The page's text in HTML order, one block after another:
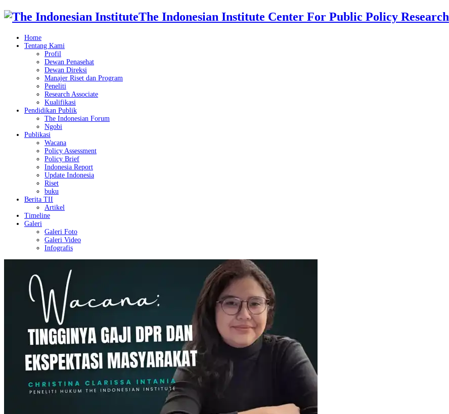
The Indonesian Institute Center For Public Policy Research
Home
Tentang Kami
Profil
Dewan Penasehat
Dewan Direksi
Manajer Riset dan Program
Peneliti
Research Associate
Kualifikasi
Pendidikan Publik
The Indonesian Forum
Ngobi
Publikasi
Wacana
Policy Assessment
Policy Brief
Indonesia Report
Update Indonesia
Riset
buku
Berita TII
Artikel
Timeline
Galeri
Galeri Foto
Galeri Video
Infografis